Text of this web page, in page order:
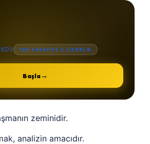
TAM KAPASİTE & LİDERLİK
Başla→
zeminidir.
analizin amacıdır.